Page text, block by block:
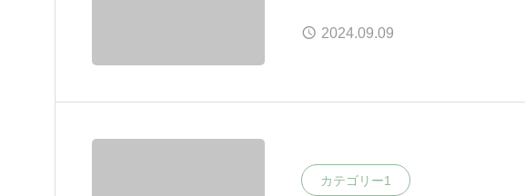
2024.09.09
カテゴリー1